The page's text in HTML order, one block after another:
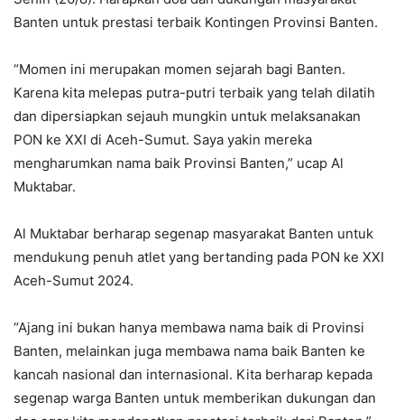
Banten untuk prestasi terbaik Kontingen Provinsi Banten.
“Momen ini merupakan momen sejarah bagi Banten.
Karena kita melepas putra-putri terbaik yang telah dilatih
dan dipersiapkan sejauh mungkin untuk melaksanakan
PON ke XXI di Aceh-Sumut. Saya yakin mereka
mengharumkan nama baik Provinsi Banten,” ucap Al
Muktabar.
Al Muktabar berharap segenap masyarakat Banten untuk
mendukung penuh atlet yang bertanding pada PON ke XXI
Aceh-Sumut 2024.
“Ajang ini bukan hanya membawa nama baik di Provinsi
Banten, melainkan juga membawa nama baik Banten ke
kancah nasional dan internasional. Kita berharap kepada
segenap warga Banten untuk memberikan dukungan dan